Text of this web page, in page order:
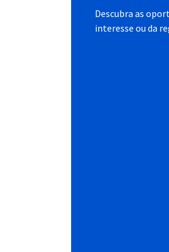
Descubra as
interesse ou da